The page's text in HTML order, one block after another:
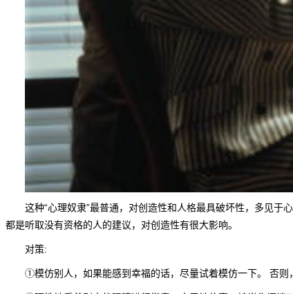
这种“心理奴隶”最普通，对创造性和人格最具破坏性，多见于
都是听取没有资格的人的建议，对创造性有很大影响。
对策:
①模仿别人，如果能感到幸福的话，尽量试着模仿一下。 否则